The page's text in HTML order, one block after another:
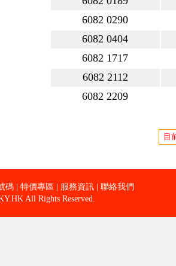
6082 0290
6082 0404
6082 1717
6082 2112
6082 2209
目
碼 特價專區 服務資訊
聯絡我們
All Rights Reserved.